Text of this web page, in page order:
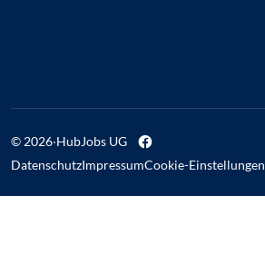
© 2026·HubJobs UG
DatenschutzImpressumCookie-Einstellungen